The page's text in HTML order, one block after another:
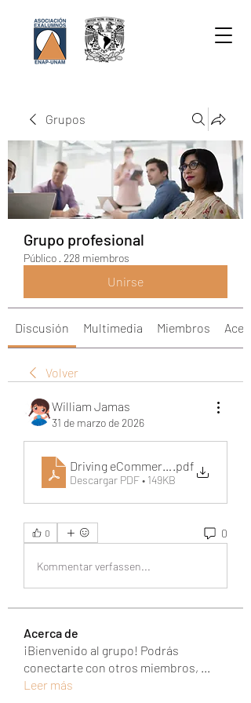
Grupos
Grupo profesional
Público · 228 miembros
Unirse
Discusión Multimedia Miembros
Volver
William Jamas
31 de marzo de 2026
Driving eCommerce Success
.pdf
Descargar PDF • 149KB
0 0
Kommentar verfassen...
Acerca de
¡Bienvenido al grupo! Podrás
conectarte con otros miembros, ...
Leer más